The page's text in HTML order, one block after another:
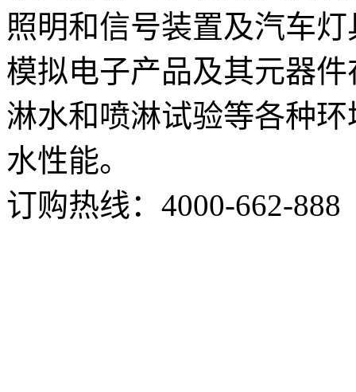
照明和信号装置及汽车
模拟电子产品及其元器
淋水和喷淋试验等各种
水性能。
订购热线： 4000-662-888